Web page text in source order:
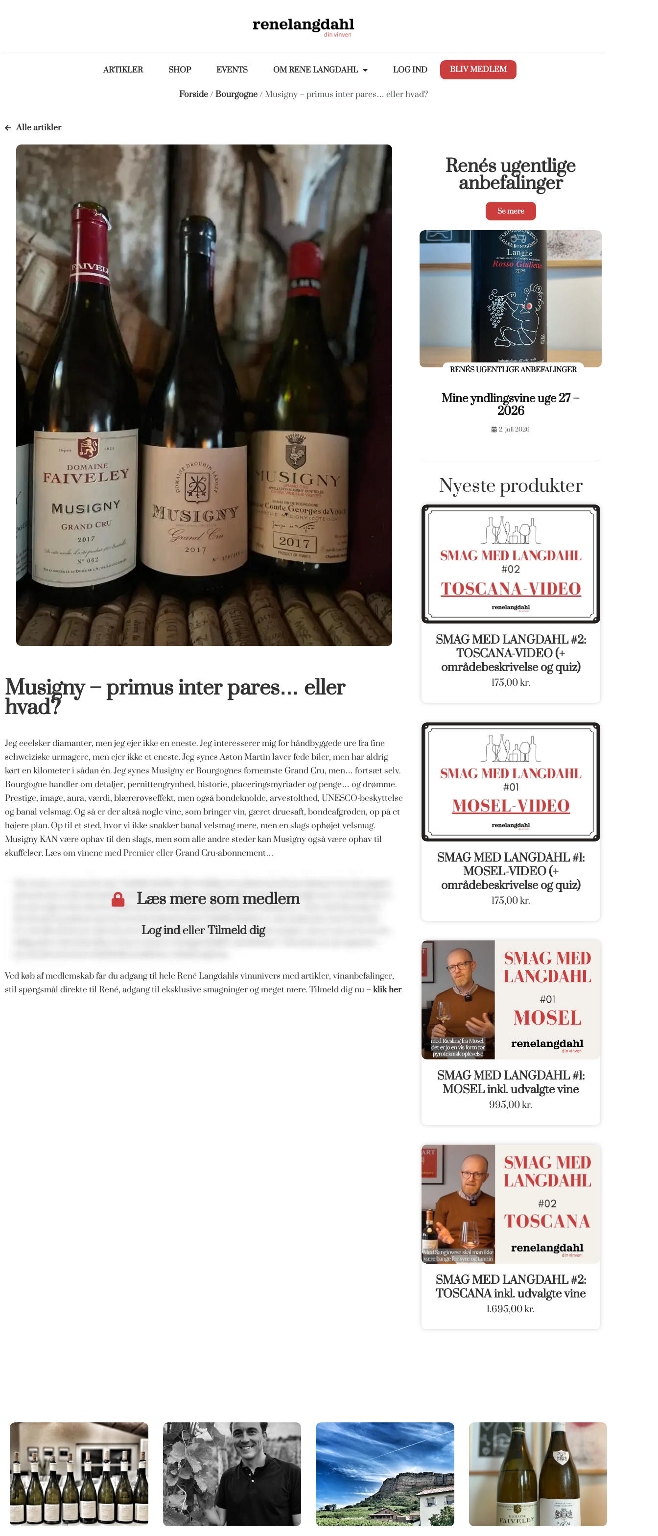
ARTIKLER SHOP EVENTS OM RENE LANGDAHL LOG IND BLIV MEDLEM
Forside/ Bourgogne/ Musigny – primus inter pares… eller hvad?
Alle artikler
Musigny – primus inter pares… eller
hvad?
Jeg eeelsker diamanter, men jeg ejer ikke en eneste. Jeg interesserer mig for håndbyggede ure fra fine
schweiziske urmagere, men ejer ikke et eneste. Jeg synes Aston Martin laver fede biler, men har aldrig
kørt en kilometer i sådan én. Jeg synes Musigny er Bourgognes fornemste Grand Cru, men… fortsæt selv.
Bourgogne handler om detaljer, pernittengrynhed, historie, placeringsmyriader og penge… og drømme.
Prestige, image, aura, værdi, blærerøvseffekt, men også bondeknolde, arvestolthed, UNESCO-beskyttelse
og banal velsmag. Og så er der altså nogle vine, som bringer vin, gæret druesaft, bondeafgrøden, op på et
højere plan. Op til et sted, hvor vi ikke snakker banal velsmag mere, men en slags ophøjet velsmag.
Musigny KAN være ophav til den slags, men som alle andre steder kan Musigny også være ophav til
skuffelser. Læs om vinene med Premier eller Grand Cru-abonnement…
Læs mere som medlem
Log indellerTilmeld dig
Ved køb af medlemskab får du adgang til hele René Langdahls vinunivers med artikler, vinanbefalinger,
stil spørgsmål direkte til René, adgang til eksklusive smagninger og meget mere. Tilmeld dig nu – klik her
Renés ugentlige
anbefalinger
Se mere
RENÉS UGENTLIGE ANBEFALINGER
Mine yndlingsvine uge 27 –
2026
2. juli 2026
Nyeste produkter
SMAG MED LANGDAHL #2:
TOSCANA-VIDEO (+
områdebeskrivelse og quiz)
175,00kr.
SMAG MED LANGDAHL #1:
MOSEL-VIDEO (+
områdebeskrivelse og quiz)
175,00kr.
SMAG MED LANGDAHL #1:
MOSEL inkl. udvalgte vine
995,00kr.
SMAG MED LANGDAHL #2:
TOSCANA inkl. udvalgte vine
1.695,00kr.